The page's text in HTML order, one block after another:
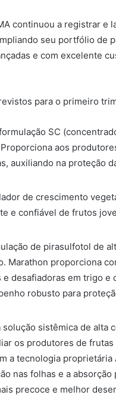
continuou a registrar e
seu portfólio de
e com excelente
para o primeiro
SC
aos
auxiliando na proteção
de crescimento
e confiável de frutos
de pirasulfotol de
Marathon proporciona
desafiadoras em trigo e
robusto para
sistêmica de alta
os produtores de
a tecnologia proprietária
nas folhas e a absorção
precoce e melhor